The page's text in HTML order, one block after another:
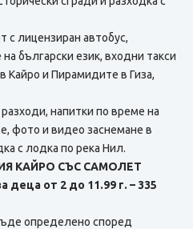
с лицензиран автобус,
български език, входни такси
Кайро и Пирамидите в Гиза,
напитки по време на
фото и видео заснемане в
с лодка по река Нил.
КАЙРО СЪС САМОЛЕТ
деца от 2 до 11.99 г. – 335
определено според